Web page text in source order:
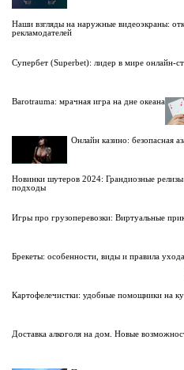
Наши взгляды на наружные видеоэкраны:
рекламодателей
Супербет (Superbet): лидер в мире онлайн-
Barotrauma: мрачная игра на дне океана
Онлайн казино: безопасная
Новинки шутеров 2024: Грандиозные
подходы
Игры про грузоперевозки: Виртуальные
Брекеты: особенности, виды и правила ухода
Картофелечистки: удобные помощники на
Доставка алкоголя на дом. Новые